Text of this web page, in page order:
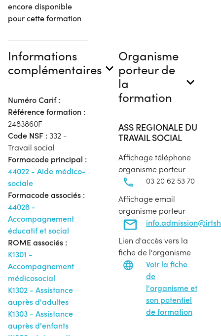
encore disponible
pour cette formation
Informations
complémentaires
Numéro Carif :
Référence formation :
2483860F
Code NSF : 332 -
Travail social
Formacode principal :
44022 - Aide médico-
sociale
Formacode associés :
44028 -
Accompagnement
éducatif et social
ROME associés :
K1301 -
Accompagnement
médicosocial
K1302 - Assistance
auprès d'adultes
K1303 - Assistance
auprès d'enfants
Organisme
porteur de
la
formation
ASS REGIONALE DU
TRAVAIL SOCIAL
Affichage téléphone
organisme porteur
03 20 62 53 70
Affichage email
organisme porteur
Lien d'accès vers la
fiche de l'organisme
Voir la fiche
de
l'organisme et
son potentiel
de formation